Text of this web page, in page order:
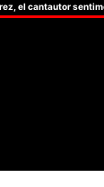
el cantautor